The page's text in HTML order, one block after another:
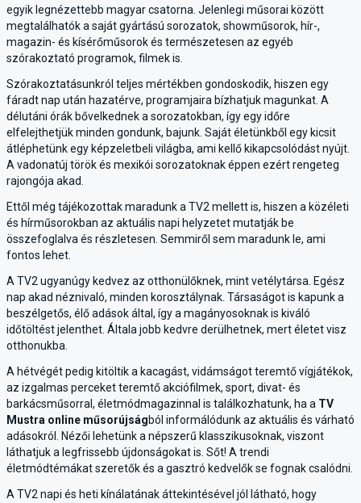
egyik legnézettebb magyar csatorna. Jelenlegi műsorai között
megtalálhatók a saját gyártású sorozatok, showműsorok, hír-,
magazin- és kísérőműsorok és természetesen az egyéb
szórakoztató programok, filmek is.
Szórakoztatásunkról teljes mértékben gondoskodik, hiszen egy
fáradt nap után hazatérve, programjaira bízhatjuk magunkat. A
délutáni órák bővelkednek a sorozatokban, így egy időre
elfelejthetjük minden gondunk, bajunk. Saját életünkből egy kicsit
átléphetünk egy képzeletbeli világba, ami kellő kikapcsolódást nyújt.
A vadonatúj török és mexikói sorozatoknak éppen ezért rengeteg
rajongója akad.
Ettől még tájékozottak maradunk a TV2 mellett is, hiszen a közéleti
és hírműsorokban az aktuális napi helyzetet mutatják be
összefoglalva és részletesen. Semmiről sem maradunk le, ami
fontos lehet.
A TV2 ugyanúgy kedvez az otthonülőknek, mint vetélytársa. Egész
nap akad néznivaló, minden korosztálynak. Társaságot is kapunk a
beszélgetős, élő adások által, így a magányosoknak is kiváló
időtöltést jelenthet. Általa jobb kedvre derülhetnek, mert életet visz
otthonukba.
A hétvégét pedig kitöltik a kacagást, vidámságot teremtő vígjátékok,
az izgalmas perceket teremtő akciófilmek, sport, divat- és
barkácsműsorral, életmódmagazinnal is találkozhatunk, ha a TV
Mustra online műsorújságból informálódunk az aktuális és várható
adásokról. Nézői lehetünk a népszerű klasszikusoknak, viszont
láthatjuk a legfrissebb újdonságokat is. Sőt! A trendi
életmódtémákat szeretők és a gasztró kedvelők se fognak csalódni.
A TV2 napi és heti kínálatának áttekintésével jól látható, hogy